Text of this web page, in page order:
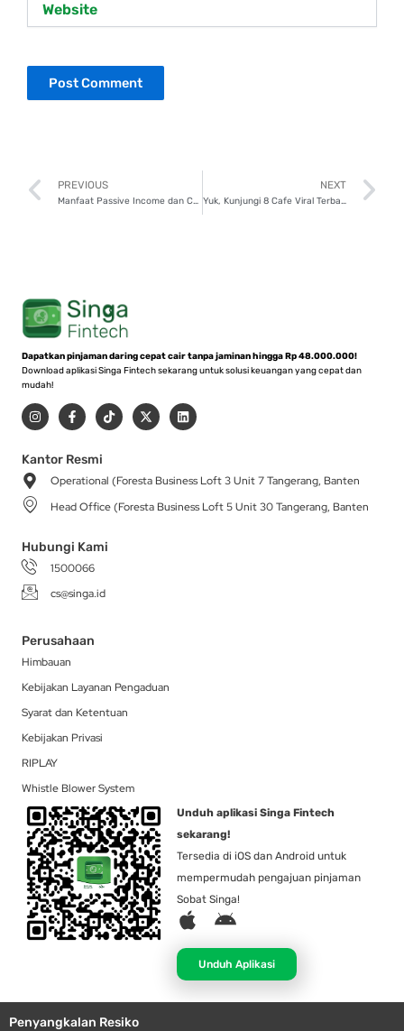
Prev
PREVIOUS
Manfaat Passive Income dan Cara Mudah Memulainya, Yuk Coba!
NEXT
Yuk, Kunjungi 8 Cafe Viral Terbaru di Blok M Jakarta!
Dapatkan pinjaman daring cepat cair tanpa jaminan hingga Rp 48.000.000!
Download aplikasi Singa Fintech sekarang untuk solusi keuangan yang cepat dan
mudah!
I
n
s
a
g
r
a
m
F
a
c
b
o
-
T
i
k
X
-
t
t
r
L
i
n
i
Kantor Resmi
Operational (Foresta Business Loft 3 Unit 7 Tangerang, Banten
Head Office (Foresta Business Loft 5 Unit 30 Tangerang, Banten
Hubungi Kami
1500066
cs@singa.id
Perusahaan
Himbauan
Kebijakan Layanan Pengaduan
Syarat dan Ketentuan
Kebijakan Privasi
RIPLAY
Whistle Blower System
Unduh aplikasi Singa Fintech
sekarang!
Tersedia di iOS dan Android untuk
mempermudah pengajuan pinjaman
Sobat Singa!
A
p
l
e
A
d
r
o
Unduh Aplikasi
Penyangkalan Resiko